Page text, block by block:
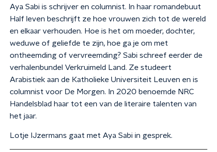
Aya Sabi is schrijver en columnist. In haar romandebuut
Half leven beschrijft ze hoe vrouwen zich tot de wereld
en elkaar verhouden. Hoe is het om moeder, dochter,
weduwe of geliefde te zijn, hoe ga je om met
ontheemding of vervreemding? Sabi schreef eerder de
verhalenbundel Verkruimeld Land. Ze studeert
Arabistiek aan de Katholieke Universiteit Leuven en is
columnist voor De Morgen. In 2020 benoemde NRC
Handelsblad haar tot een van de literaire talenten van
het jaar.
Lotje IJzermans gaat met Aya Sabi in gesprek.